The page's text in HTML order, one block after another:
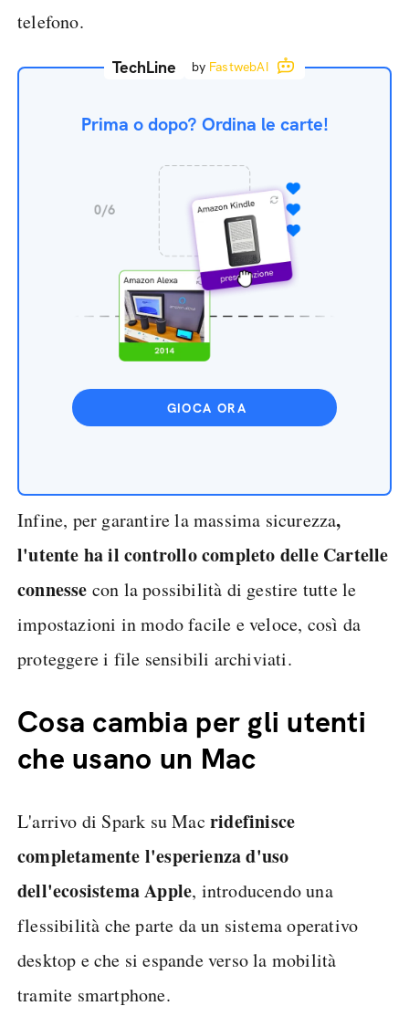
telefono.
TechLine by FastwebAI
Prima o dopo? Ordina le carte!
GIOCA ORA
Infine, per garantire la massima sicurezza,
l'utente ha il controllo completo delle Cartelle
connesse con la possibilità di gestire tutte le
impostazioni in modo facile e veloce, così da
proteggere i file sensibili archiviati.
Cosa cambia per gli utenti
che usano un Mac
L'arrivo di Spark su Mac ridefinisce
completamente l'esperienza d'uso
dell'ecosistema Apple, introducendo una
flessibilità che parte da un sistema operativo
desktop e che si espande verso la mobilità
tramite smartphone.